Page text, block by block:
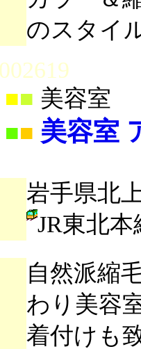
のスタイ
■ 美容室
■■ 美容室
岩手県北
JR東北本
自然派縮
わり美容
着付けも